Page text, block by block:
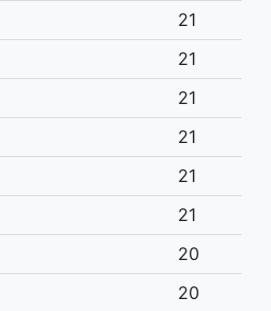
21
21
21
21
21
21
20
20